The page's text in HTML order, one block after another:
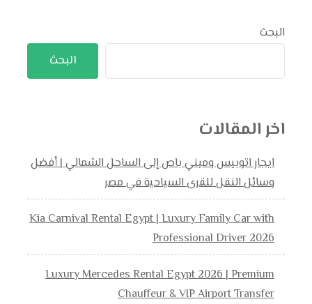
البحث
البحث
اخر المقالات
ايجار اتوبيس وميني باص إلى الساحل الشمالي | أفضل
وسائل النقل للقرى السياحية في مصر
Kia Carnival Rental Egypt | Luxury Family Car with
Professional Driver 2026
Luxury Mercedes Rental Egypt 2026 | Premium
Chauffeur & VIP Airport Transfer